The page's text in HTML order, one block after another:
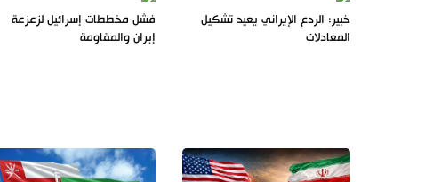
خبير: الردع الإيراني يعيد تشكيل
المعادلات
فشل مخططات إسرائيل لزعزعة
إيران والمقاومة